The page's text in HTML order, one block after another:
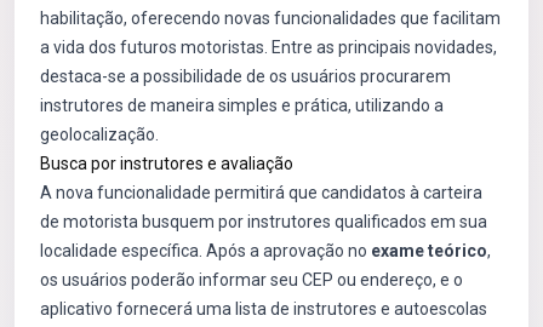
habilitação, oferecendo novas funcionalidades que facilitam
a vida dos futuros motoristas. Entre as principais novidades,
destaca-se a possibilidade de os usuários procurarem
instrutores de maneira simples e prática, utilizando a
geolocalização.
Busca por instrutores e avaliação
A nova funcionalidade permitirá que candidatos à carteira
de motorista busquem por instrutores qualificados em sua
localidade específica. Após a aprovação no exame teórico,
os usuários poderão informar seu CEP ou endereço, e o
aplicativo fornecerá uma lista de instrutores e autoescolas